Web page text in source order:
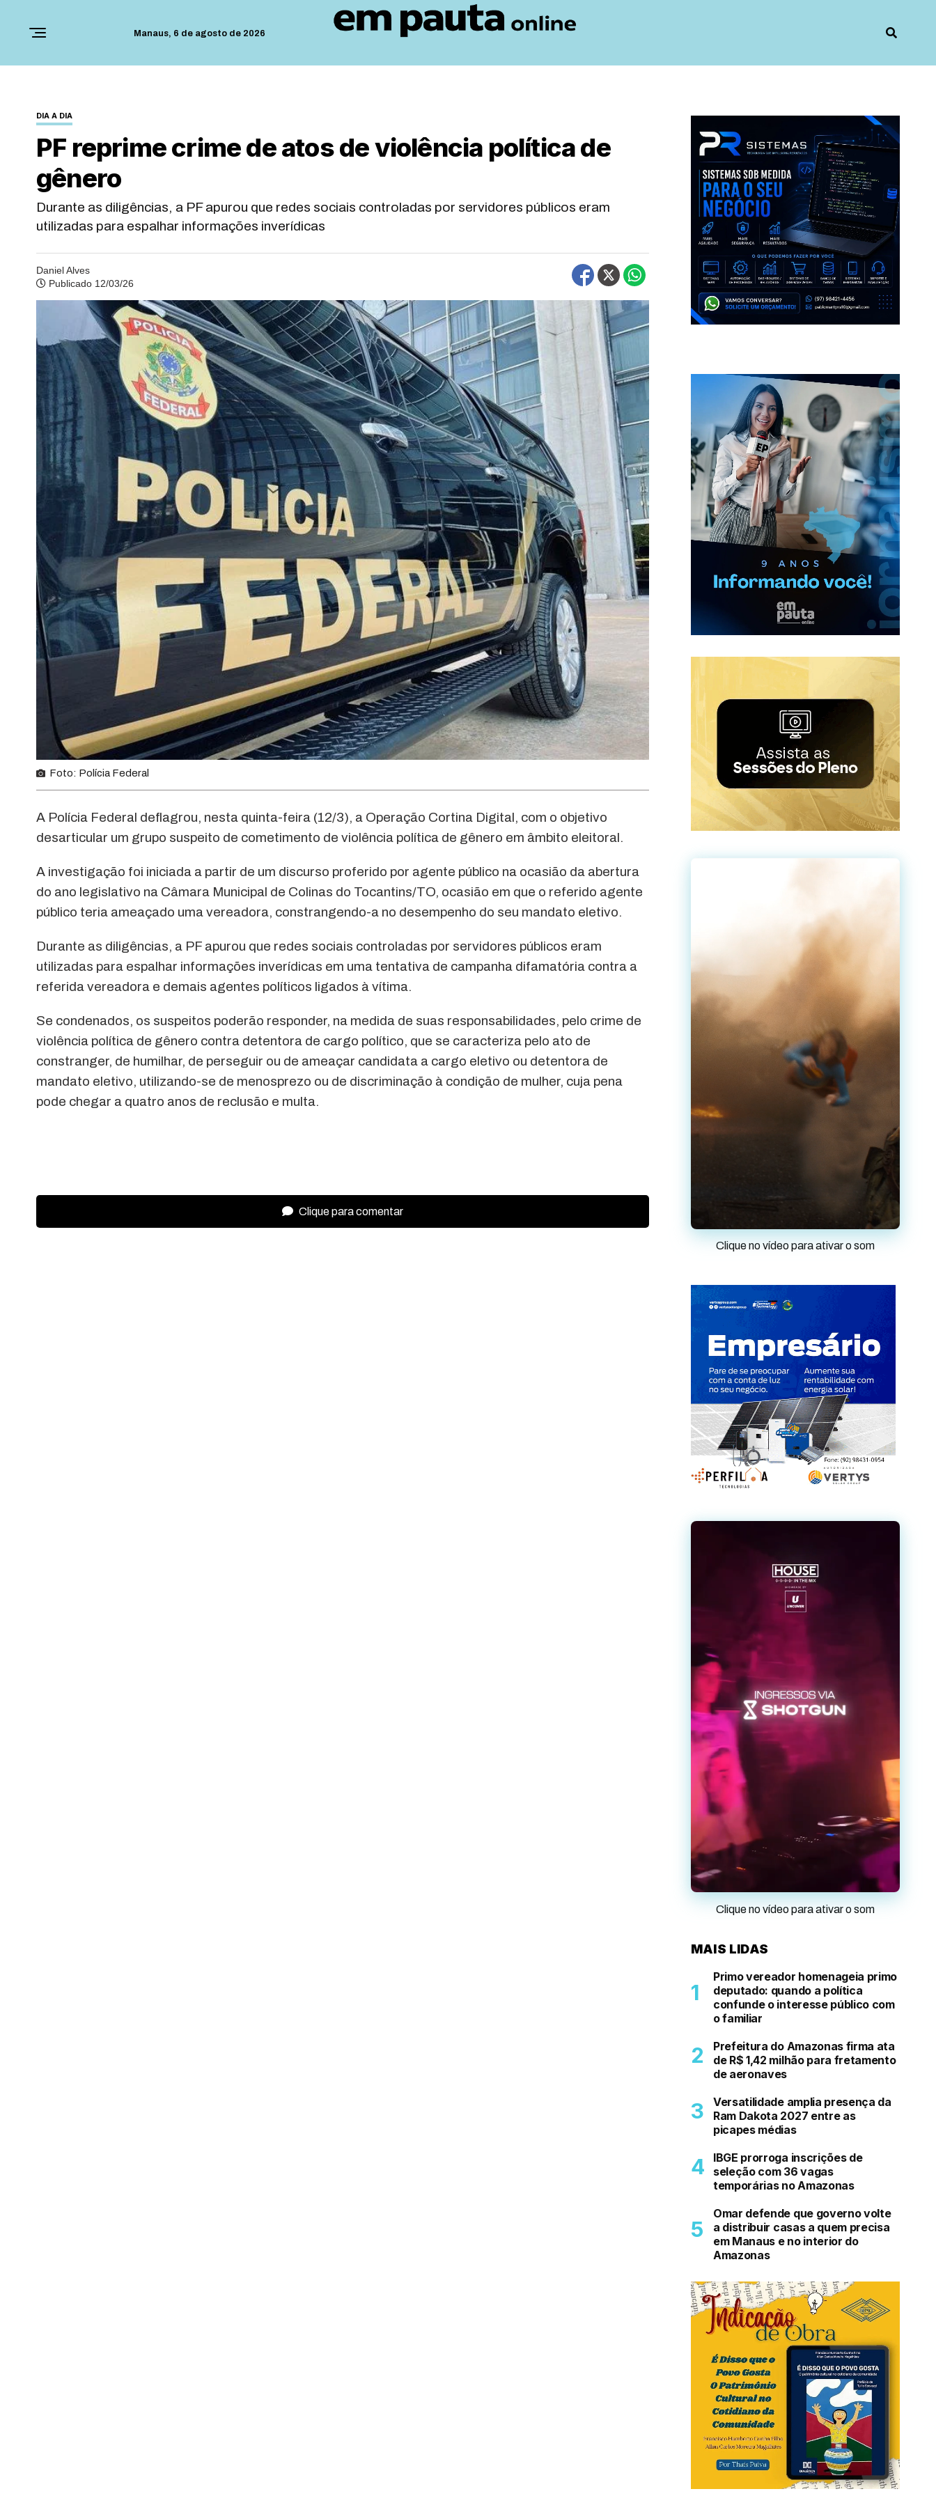
Manaus, 6 de agosto de 2026
DIA A DIA
PF reprime crime de atos de violência política de
gênero
Durante as diligências, a PF apurou que redes sociais controladas por servidores públicos eram
utilizadas para espalhar informações inverídicas
Daniel Alves
Publicado 12/03/26
Foto: Polícia Federal
A Polícia Federal deflagrou, nesta quinta-feira (12/3), a Operação Cortina Digital, com o objetivo
desarticular um grupo suspeito de cometimento de violência política de gênero em âmbito eleitoral.
A investigação foi iniciada a partir de um discurso proferido por agente público na ocasião da abertura
do ano legislativo na Câmara Municipal de Colinas do Tocantins/TO, ocasião em que o referido agente
público teria ameaçado uma vereadora, constrangendo-a no desempenho do seu mandato eletivo.
Durante as diligências, a PF apurou que redes sociais controladas por servidores públicos eram
utilizadas para espalhar informações inverídicas em uma tentativa de campanha difamatória contra a
referida vereadora e demais agentes políticos ligados à vítima.
Se condenados, os suspeitos poderão responder, na medida de suas responsabilidades, pelo crime de
violência política de gênero contra detentora de cargo político, que se caracteriza pelo ato de
constranger, de humilhar, de perseguir ou de ameaçar candidata a cargo eletivo ou detentora de
mandato eletivo, utilizando-se de menosprezo ou de discriminação à condição de mulher, cuja pena
pode chegar a quatro anos de reclusão e multa.
Clique para comentar
Clique no vídeo para ativar o som
Clique no vídeo para ativar o som
MAIS LIDAS
Primo vereador homenageia primo
deputado: quando a política
confunde o interesse público com
o familiar
Prefeitura do Amazonas firma ata
de R$ 1,42 milhão para fretamento
de aeronaves
Versatilidade amplia presença da
Ram Dakota 2027 entre as
picapes médias
IBGE prorroga inscrições de
seleção com 36 vagas
temporárias no Amazonas
Omar defende que governo volte
a distribuir casas a quem precisa
em Manaus e no interior do
Amazonas